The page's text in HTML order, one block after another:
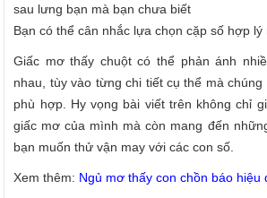
sau lưng bạn mà bạn chưa biết
Bạn có thể cân nhắc lựa chọn cặp số hợp
Giấc mơ thấy chuột có thể phản ánh
nhau, tùy vào từng chi tiết cụ thể mà
phù hợp. Hy vọng bài viết trên không chỉ
giấc mơ của mình mà còn mang đến
bạn muốn thử vận may với các con số.
Xem thêm: Ngủ mơ thấy con chồn báo hiệu